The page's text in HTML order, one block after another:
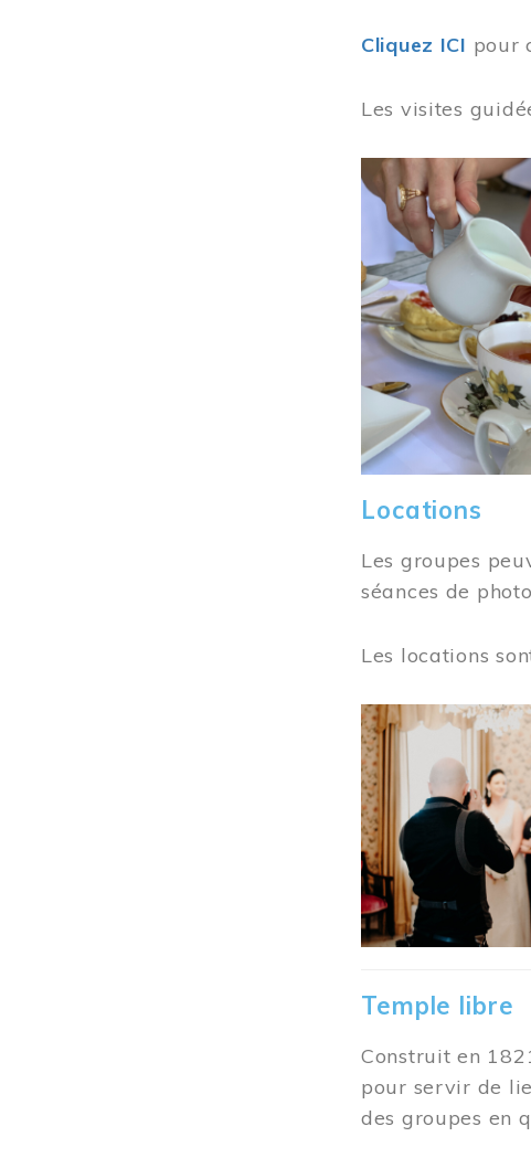
Cliquez ICI pour
Les visites
Image
Locations
Les groupes
séances de
Les locations
Image
Temple libre
Construit en
pour servir de
des groupes en